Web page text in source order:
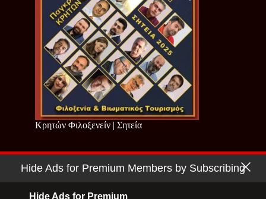
Κρητών Φιλοξενείν | Σητεία
Copyright © 2026 - Cretan Business | Κρητών Επιχειρείν
Hide Ads for Premium Members by Subscribing
Hide Ads for Premium